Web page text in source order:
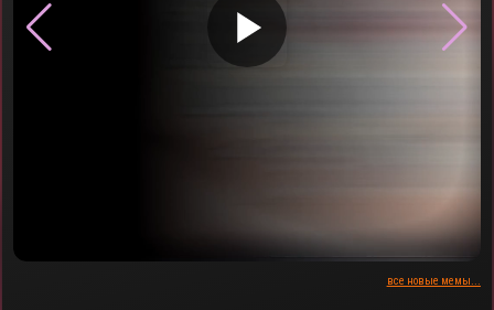
▶
все новые мемы...